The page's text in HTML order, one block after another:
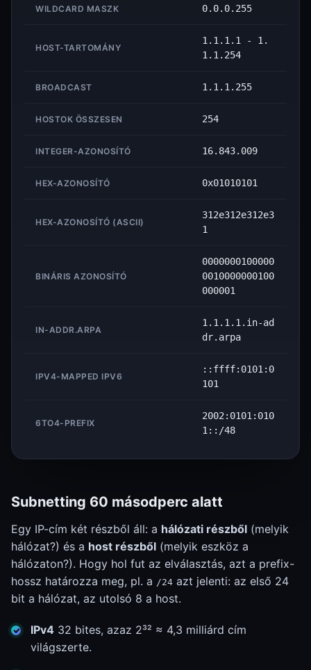
WILDCARD MASZK 0.0.0.255
HOST-TARTOMÁNY
1.1.1.1 - 1.
1.1.254
BROADCAST 1.1.1.255
HOSTOK ÖSSZESEN 254
INTEGER-AZONOSÍTÓ 16.843.009
HEX-AZONOSÍTÓ 0x01010101
HEX-AZONOSÍTÓ (ASCII)
312e312e312e3
1
BINÁRIS AZONOSÍTÓ
0000000100000
0010000000100
000001
IN-ADDR.ARPA
1.1.1.1.in-ad
dr.arpa
IPV4-MAPPED IPV6
::ffff:0101:0
101
6TO4-PREFIX
2002:0101:010
1::/48
Subnetting 60 másodperc alatt
Egy IP-cím két részből áll: a hálózati részből (melyik
hálózat?) és a host részből (melyik eszköz a
hálózaton?). Hogy hol fut az elválasztás, azt a prefix-
hossz határozza meg, pl. a /24 azt jelenti: az első 24
bit a hálózat, az utolsó 8 a host.
IPv4 32 bites, azaz 2³² ≈ 4,3 milliárd cím
világszerte.